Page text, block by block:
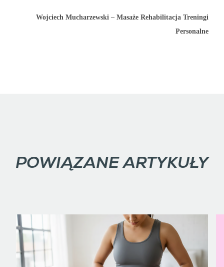
Wojciech Mucharzewski – Masaże Rehabilitacja Treningi
Personalne
POWIĄZANE ARTYKUŁY